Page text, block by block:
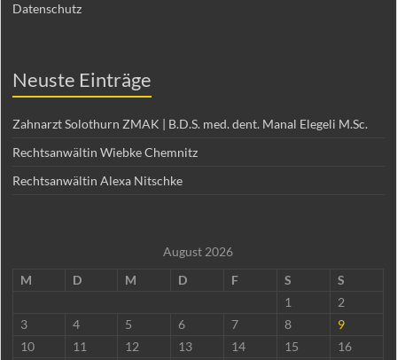
Datenschutz
Neuste Einträge
Zahnarzt Solothurn ZMAK | B.D.S. med. dent. Manal Elegeli M.Sc.
Rechtsanwältin Wiebke Chemnitz
Rechtsanwältin Alexa Nitschke
August 2026
M
D M D F S
S
1
2
3
4 5 6 7 8
9
10
11 12 13 14 15
16